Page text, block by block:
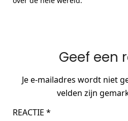
Geef een
Je e-mailadres wordt niet
velden zijn
REACTIE *